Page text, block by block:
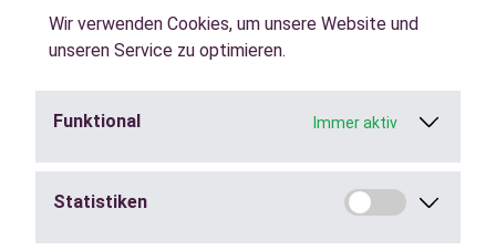
Wir verwenden Cookies, um unsere Website und
unseren Service zu optimieren.
Funktional Immer aktiv
Statistiken
Jobs in der
Zeitarbeit
finden.